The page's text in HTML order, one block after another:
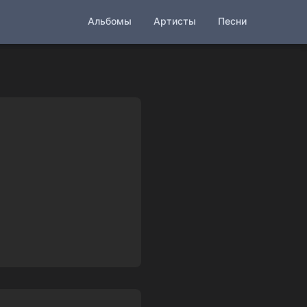
Альбомы Артисты Песни